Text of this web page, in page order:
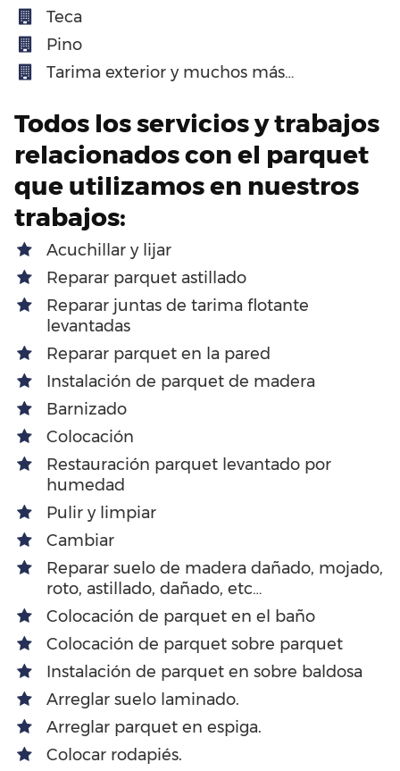
Teca
Pino
Tarima exterior y muchos más…
Todos los servicios y trabajos
relacionados con el parquet
que utilizamos en nuestros
trabajos:
Acuchillar y lijar
Reparar parquet astillado
Reparar juntas de tarima flotante
levantadas
Reparar parquet en la pared
Instalación de parquet de madera
Barnizado
Colocación
Restauración parquet levantado por
humedad
Pulir y limpiar
Cambiar
Reparar suelo de madera dañado, mojado,
roto, astillado, dañado, etc…
Colocación de parquet en el baño
Colocación de parquet sobre parquet
Instalación de parquet en sobre baldosa
Arreglar suelo laminado.
Arreglar parquet en espiga.
Colocar rodapiés.